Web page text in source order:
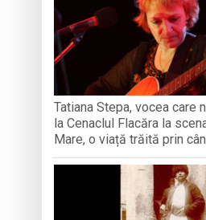
TRĂITĂ PRIN CÂNTEC
Tatiana Stepa, vocea care
la Cenaclul Flacăra la
Mare, o viață trăită prin